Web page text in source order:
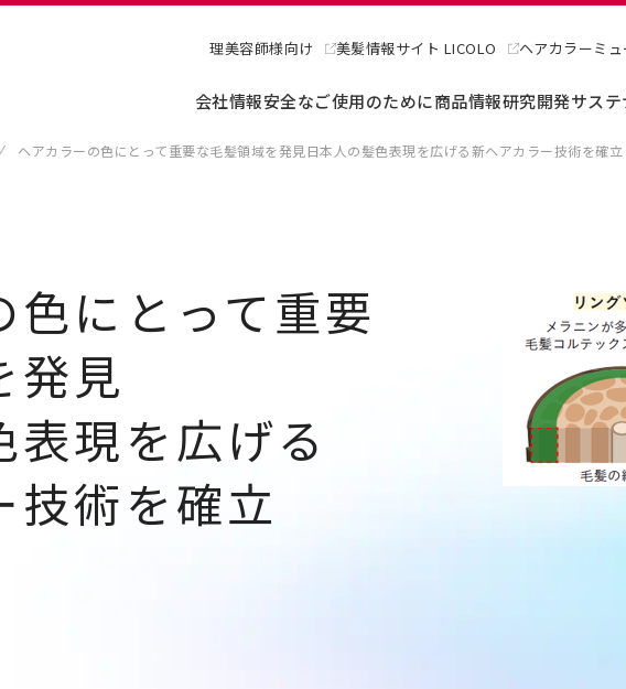
理美容師様向け 美髪情報サイト LICOLO ヘアカラーミ
会社情報安全なご使用のために商品情報研究開発サス
ヘアカラーの色にとって重要な毛髪領域を発見日本人の髪色表現を広げる新ヘアカラー技術を確立
色にとって重要
発見
表現を広げる
技術を確立